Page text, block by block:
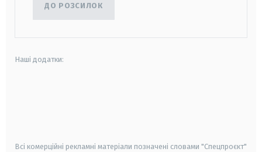
ДО РОЗСИЛОК
Наші додатки:
Всі комерційні рекламні матеріали позначені словами "Спецпроєкт"